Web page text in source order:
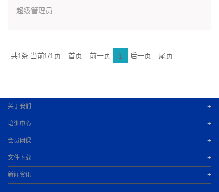
超级管理员
共1条 当前1/1页 首页 前一页 1 后一页 尾页
关于我们 +
培训中心 +
会员网课 +
文件下载 +
新闻资讯 +